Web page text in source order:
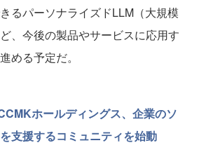
るパーソナライズドLLM（大規模
、今後の製品やサービスに応用す
める予定だ。
ホールディングス、企業のソ
支援するコミュニティを始動